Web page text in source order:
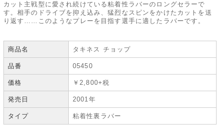
カット主戦型に愛され続けている粘着性ラバーのロングセラーで
す。相手のドライブを抑え込み、猛烈なスピンをかけたカットを送
り返す……このようなプレーを目指す選手に適したラバーです。
商品名 タキネス チョップ
品番 05450
価格 ￥2,800+税
発売日 2001年
タイプ 粘着性裏ラバー